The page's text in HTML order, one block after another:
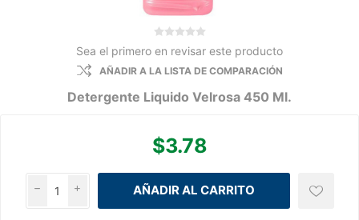
Sea el primero en revisar este producto
AÑADIR A LA LISTA DE COMPARACIÓN
Detergente Liquido Velrosa 450 Ml.
$3.78
i
h